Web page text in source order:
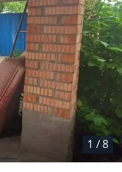
1 /8